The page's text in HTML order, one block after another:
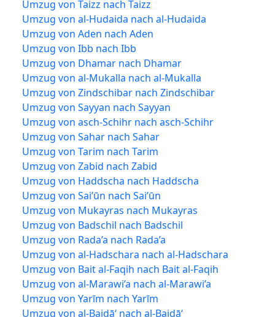
Umzug von Taizz nach Taizz
Umzug von al-Hudaida nach al-Hudaida
Umzug von Aden nach Aden
Umzug von Ibb nach Ibb
Umzug von Dhamar nach Dhamar
Umzug von al-Mukalla nach al-Mukalla
Umzug von Zindschibar nach Zindschibar
Umzug von Sayyan nach Sayyan
Umzug von asch-Schihr nach asch-Schihr
Umzug von Sahar nach Sahar
Umzug von Tarim nach Tarim
Umzug von Zabid nach Zabid
Umzug von Haddscha nach Haddscha
Umzug von Sai’ūn nach Sai’ūn
Umzug von Mukayras nach Mukayras
Umzug von Badschil nach Badschil
Umzug von Rada’a nach Rada’a
Umzug von al-Hadschara nach al-Hadschara
Umzug von Bait al-Faqih nach Bait al-Faqih
Umzug von al-Marawi’a nach al-Marawi’a
Umzug von Yarīm nach Yarīm
Umzug von al-Baidā‘ nach al-Baidā‘